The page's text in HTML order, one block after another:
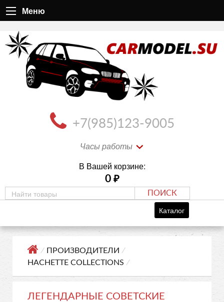
Меню
+7(985)123-9005
Часы работы
В Вашей корзине:
0 ₽
ПОИСК
Каталог
⁄ ПРОИЗВОДИТЕЛИ ⁄
HACHETTE COLLECTIONS ⁄
ЛЕГЕНДАРНЫЕ СОВЕТСКИЕ